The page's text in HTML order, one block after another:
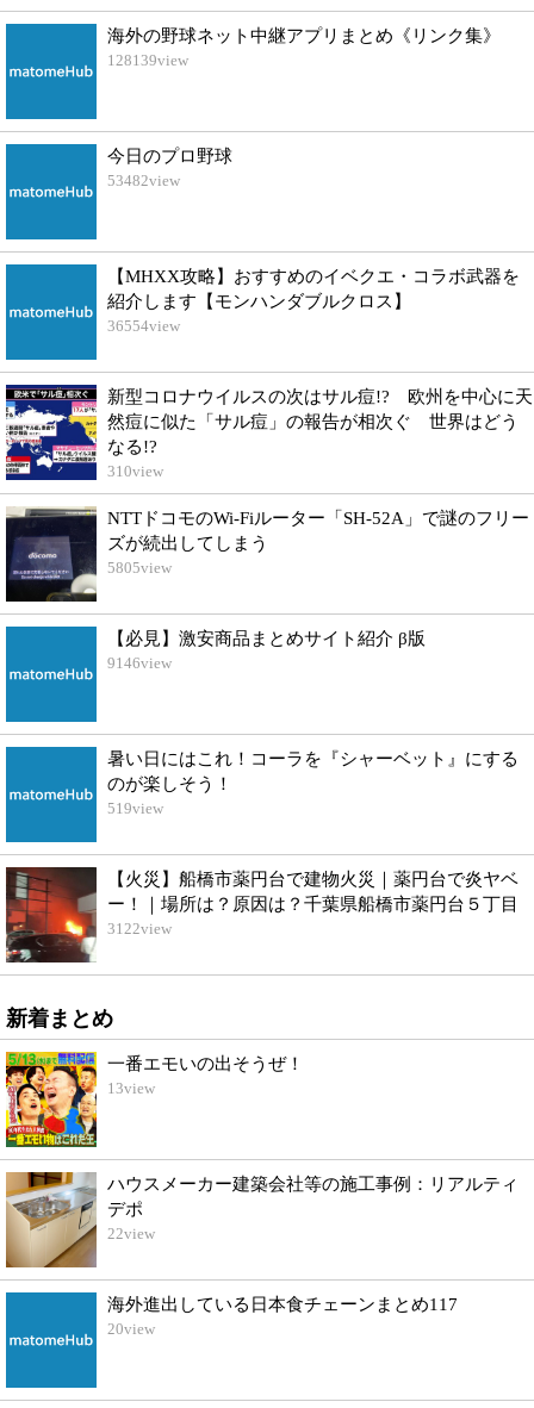
海外の野球ネット中継アプリまとめ《リンク集》
128139view
今日のプロ野球
53482view
【MHXX攻略】おすすめのイベクエ・コラボ武器を
紹介します【モンハンダブルクロス】
36554view
新型コロナウイルスの次はサル痘!? 欧州を中心に天
然痘に似た「サル痘」の報告が相次ぐ 世界はどう
なる!?
310view
NTTドコモのWi-Fiルーター「SH-52A」で謎のフリー
ズが続出してしまう
5805view
【必見】激安商品まとめサイト紹介 β版
9146view
暑い日にはこれ！コーラを『シャーベット』にする
のが楽しそう！
519view
【火災】船橋市薬円台で建物火災｜薬円台で炎ヤベ
ー！｜場所は？原因は？千葉県船橋市薬円台５丁目
3122view
新着まとめ
一番エモいの出そうぜ！
13view
ハウスメーカー建築会社等の施工事例：リアルティ
デポ
22view
海外進出している日本食チェーンまとめ117
20view